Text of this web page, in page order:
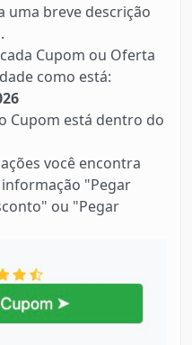
uma breve descrição
Cupom ou Oferta
como está:
Cupom está dentro do
você encontra
"Pegar
ou "Pegar